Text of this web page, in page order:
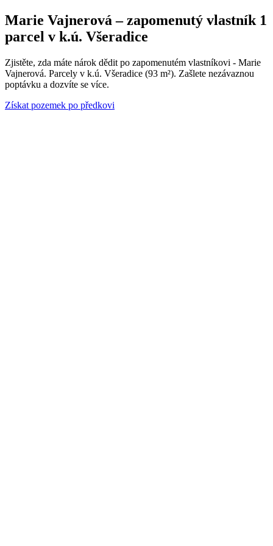
Marie Vajnerová – zapomenutý vlastník 1
parcel v k.ú. Všeradice
Zjistěte, zda máte nárok dědit po zapomenutém vlastníkovi - Marie
Vajnerová. Parcely v k.ú. Všeradice (93 m²). Zašlete nezávaznou
poptávku a dozvíte se více.
Získat pozemek po předkovi